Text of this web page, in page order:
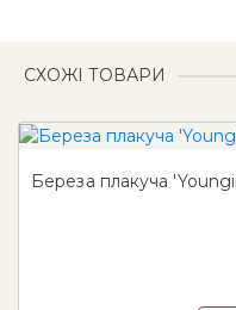
СХОЖІ ТОВАРИ
Береза плакуча